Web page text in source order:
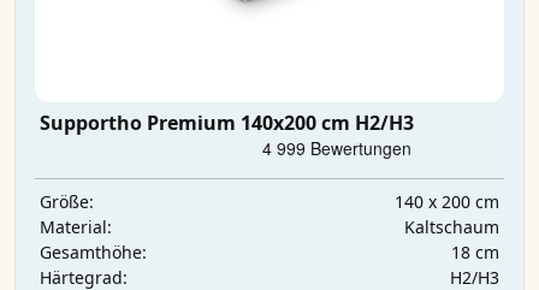
Supportho Premium 140x200 cm H2/H3
Größe:
140 x 200 cm
Material:
Kaltschaum
Gesamthöhe:
18 cm
Härtegrad:
H2/H3